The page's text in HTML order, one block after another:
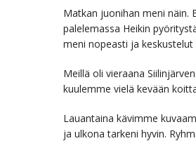
Matkan juonihan meni näin.
palelemassa Heikin
meni nopeasti ja
Meillä oli vieraana
kuulemme vielä kevään
Lauantaina kävimme
ja ulkona tarkeni hyvin.